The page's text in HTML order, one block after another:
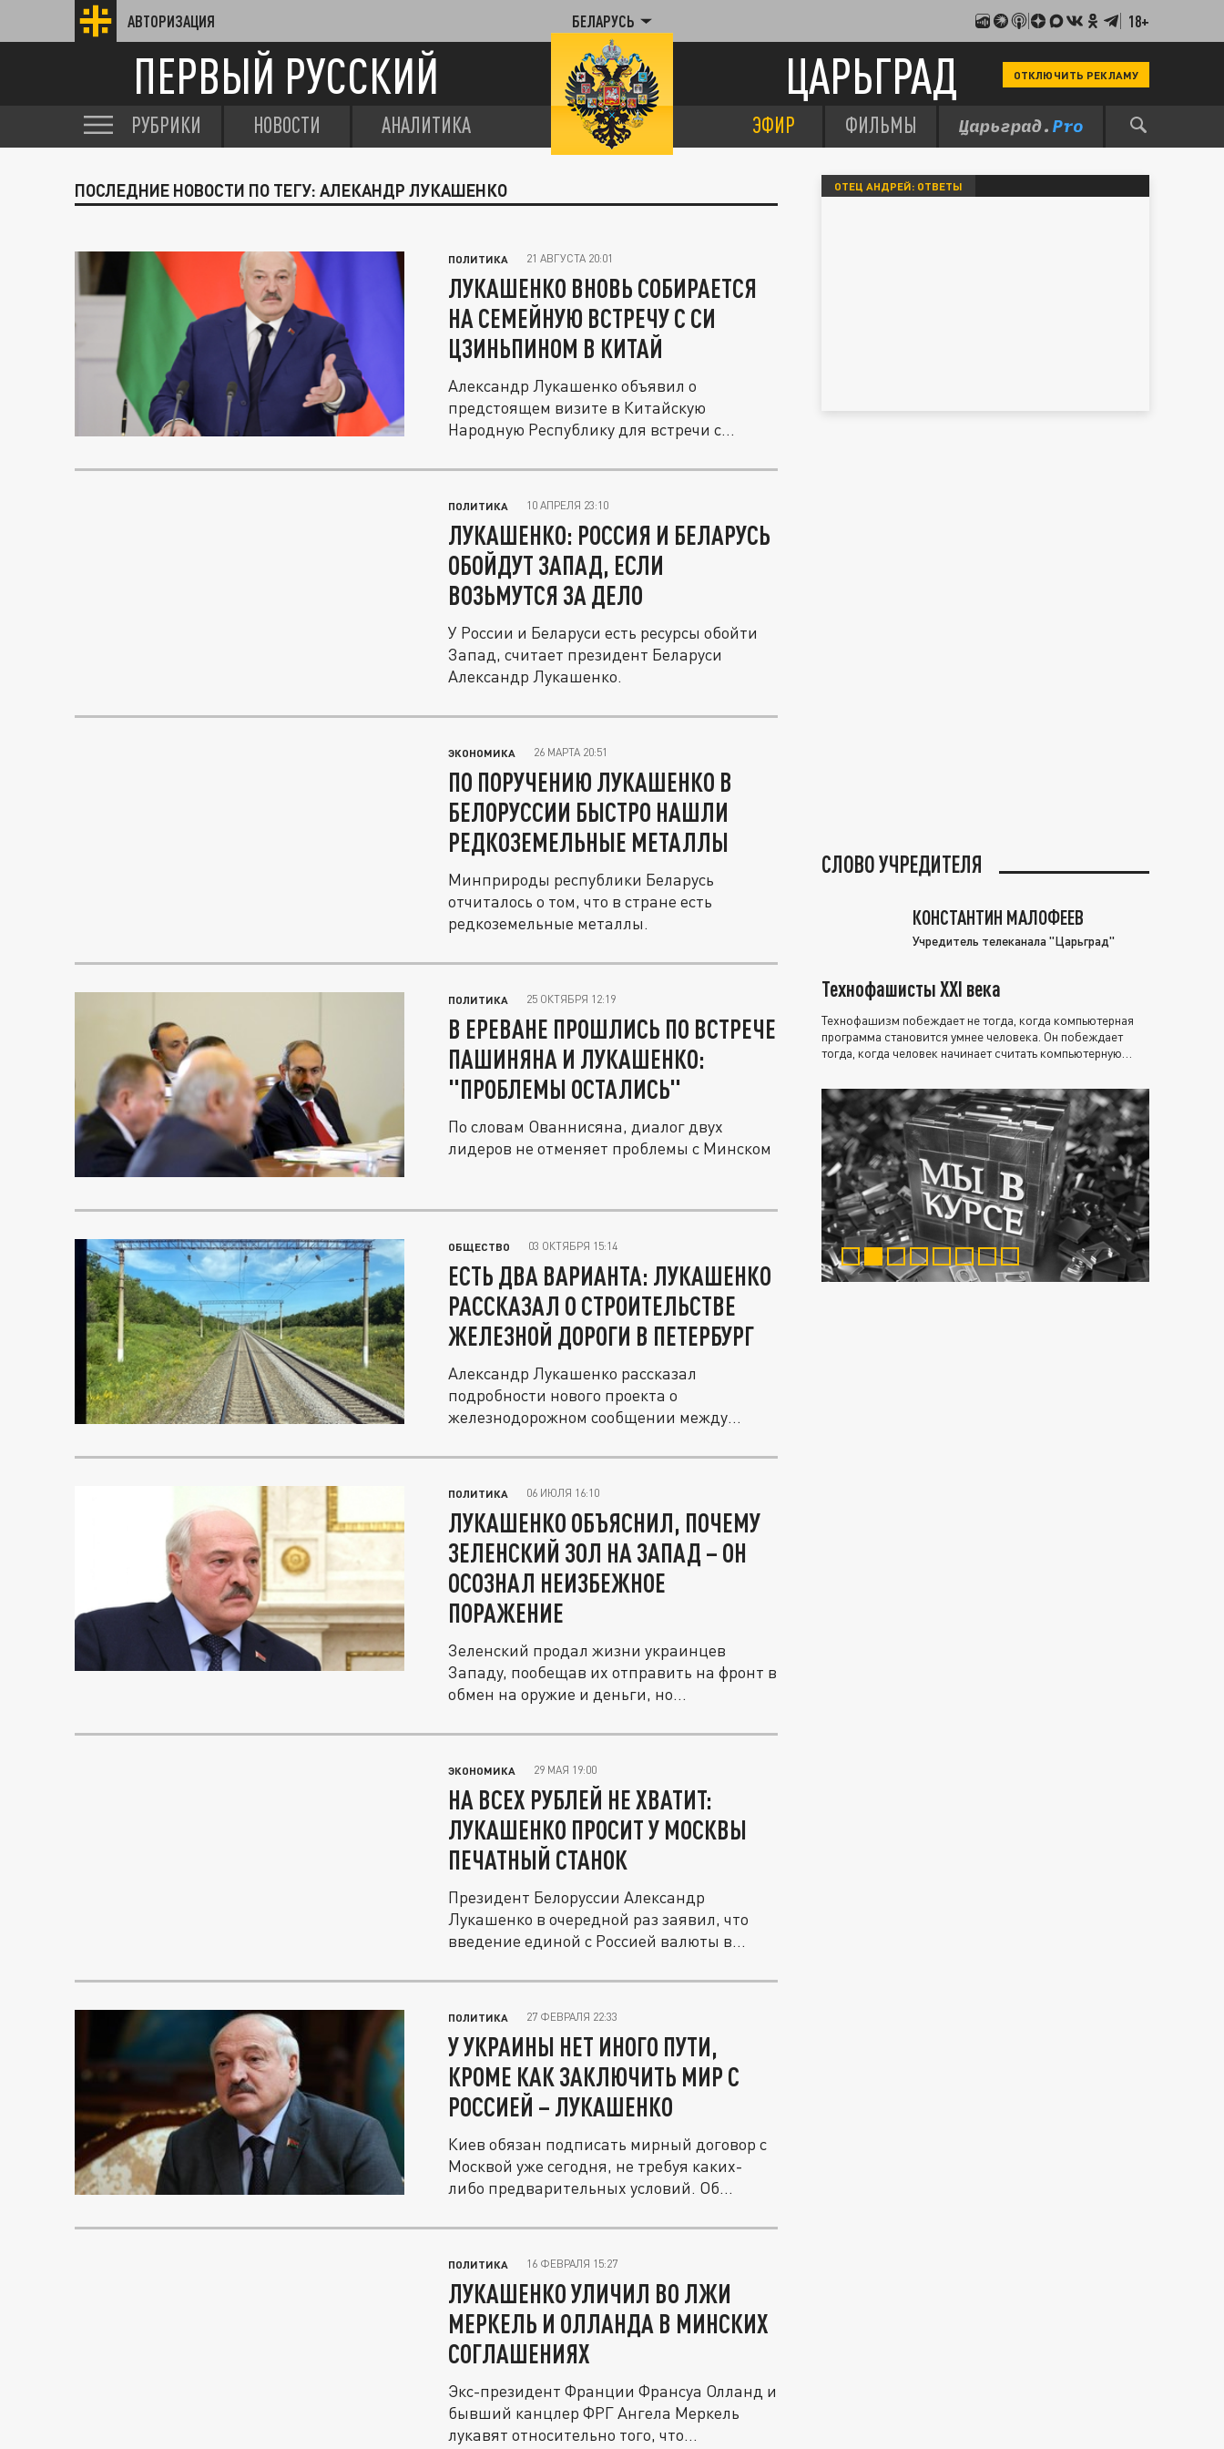
АВТОРИЗАЦИЯ БЕЛАРУСЬ 18+
ПЕРВЫЙ РУССКИЙ ЦАРЬГРАД ОТКЛЮЧИТЬ РЕКЛАМУ
РУБРИКИ НОВОСТИ АНАЛИТИКА ЭФИР ФИЛЬМЫ
ПОСЛЕДНИЕ НОВОСТИ ПО ТЕГУ: АЛЕКАНДР ЛУКАШЕНКО
ПОЛИТИКА 21 АВГУСТА 20:01
ЛУКАШЕНКО ВНОВЬ СОБИРАЕТСЯ
НА СЕМЕЙНУЮ ВСТРЕЧУ С СИ
ЦЗИНЬПИНОМ В КИТАЙ
Александр Лукашенко объявил о
предстоящем визите в Китайскую
Народную Республику для встречи с
ПОЛИТИКА 10 АПРЕЛЯ 23:10
ЛУКАШЕНКО: РОССИЯ И БЕЛАРУСЬ
ОБОЙДУТ ЗАПАД, ЕСЛИ
ВОЗЬМУТСЯ ЗА ДЕЛО
У России и Беларуси есть ресурсы обойти
Запад, считает президент Беларуси
Александр Лукашенко.
ЭКОНОМИКА 26 МАРТА 20:51
ПО ПОРУЧЕНИЮ ЛУКАШЕНКО В
БЕЛОРУССИИ БЫСТРО НАШЛИ
РЕДКОЗЕМЕЛЬНЫЕ МЕТАЛЛЫ
Минприроды республики Беларусь
отчиталось о том, что в стране есть
редкоземельные металлы.
ПОЛИТИКА 25 ОКТЯБРЯ 12:19
В ЕРЕВАНЕ ПРОШЛИСЬ ПО ВСТРЕЧЕ
ПАШИНЯНА И ЛУКАШЕНКО:
"ПРОБЛЕМЫ ОСТАЛИСЬ"
По словам Ованнисяна, диалог двух
лидеров не отменяет проблемы с Минском
ОБЩЕСТВО 03 ОКТЯБРЯ 15:14
ЕСТЬ ДВА ВАРИАНТА: ЛУКАШЕНКО
РАССКАЗАЛ О СТРОИТЕЛЬСТВЕ
ЖЕЛЕЗНОЙ ДОРОГИ В ПЕТЕРБУРГ
Александр Лукашенко рассказал
подробности нового проекта о
железнодорожном сообщении между
ПОЛИТИКА 06 ИЮЛЯ 16:10
ЛУКАШЕНКО ОБЪЯСНИЛ, ПОЧЕМУ
ЗЕЛЕНСКИЙ ЗОЛ НА ЗАПАД – ОН
ОСОЗНАЛ НЕИЗБЕЖНОЕ
ПОРАЖЕНИЕ
Зеленский продал жизни украинцев
Западу, пообещав их отправить на фронт в
обмен на оружие и деньги, но...
ЭКОНОМИКА 29 МАЯ 19:00
НА ВСЕХ РУБЛЕЙ НЕ ХВАТИТ:
ЛУКАШЕНКО ПРОСИТ У МОСКВЫ
ПЕЧАТНЫЙ СТАНОК
Президент Белоруссии Александр
Лукашенко в очередной раз заявил, что
введение единой с Россией валюты в...
ПОЛИТИКА 27 ФЕВРАЛЯ 22:33
У УКРАИНЫ НЕТ ИНОГО ПУТИ,
КРОМЕ КАК ЗАКЛЮЧИТЬ МИР С
РОССИЕЙ – ЛУКАШЕНКО
Киев обязан подписать мирный договор с
Москвой уже сегодня, не требуя каких-
либо предварительных условий. Об...
ПОЛИТИКА 16 ФЕВРАЛЯ 15:27
ЛУКАШЕНКО УЛИЧИЛ ВО ЛЖИ
МЕРКЕЛЬ И ОЛЛАНДА В МИНСКИХ
СОГЛАШЕНИЯХ
Экс-президент Франции Франсуа Олланд и
бывший канцлер ФРГ Ангела Меркель
лукавят относительно того, что...
ОТЕЦ АНДРЕЙ: ОТВЕТЫ
СЛОВО УЧРЕДИТЕЛЯ
КОНСТАНТИН МАЛОФЕЕВ
Учредитель телеканала "Царьград"
Технофашисты XXI века
Технофашизм побеждает не тогда, когда компьютерная
программа становится умнее человека. Он побеждает
тогда, когда человек начинает считать компьютерную